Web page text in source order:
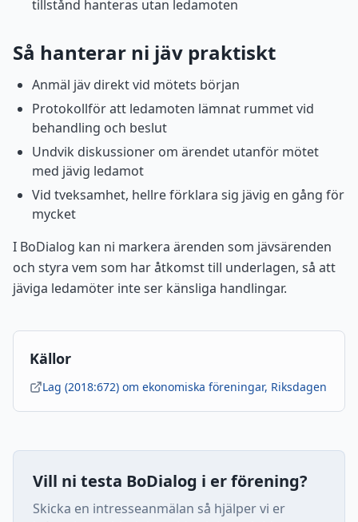
tillstånd hanteras utan ledamoten
Så hanterar ni jäv praktiskt
Anmäl jäv direkt vid mötets början
Protokollför att ledamoten lämnat rummet vid
behandling och beslut
Undvik diskussioner om ärendet utanför mötet
med jävig ledamot
Vid tveksamhet, hellre förklara sig jävig en gång för
mycket
I BoDialog kan ni markera ärenden som jävsärenden
och styra vem som har åtkomst till underlagen, så att
jäviga ledamöter inte ser känsliga handlingar.
Källor
Lag (2018:672) om ekonomiska föreningar, Riksdagen
Vill ni testa BoDialog i er förening?
Skicka en intresseanmälan så hjälper vi er